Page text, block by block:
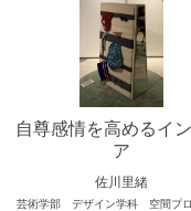
自尊感情を高めるイ
ア
佐川里緒
芸術学部 デザイン学科 空間プロ